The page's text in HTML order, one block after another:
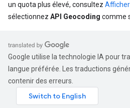
un quota plus élevé, consultez
sélectionnez API Geocoding comme
Google utilise la technologie IA pour
langue préférée. Les traductions
contenir des erreurs.